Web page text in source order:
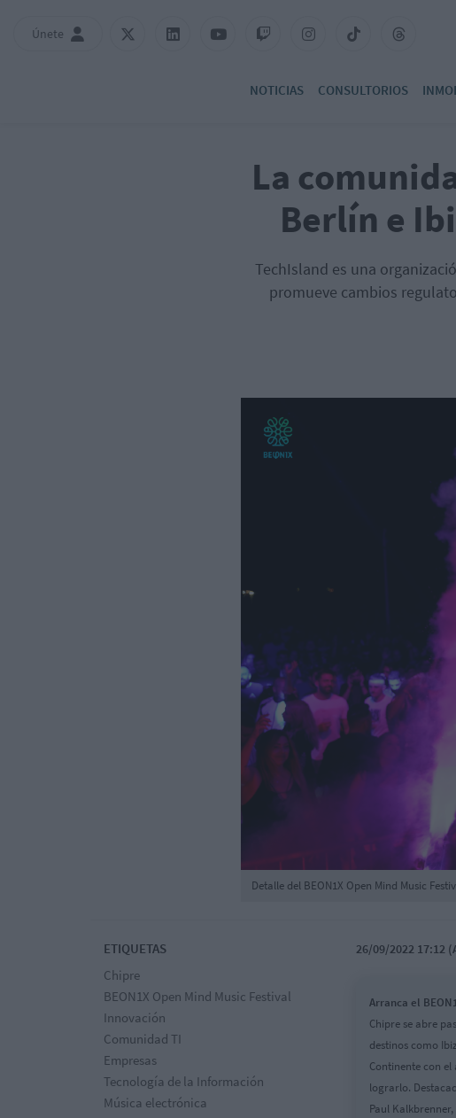
Únete
NOTICIAS CONSULTORIOS
La
Berlín e
TechIsland es una
promueve cambios
Detalle del BEON1X Open Mind Music
ETIQUETAS
Chipre
BEON1X Open Mind Music Festival
Innovación
Comunidad TI
Empresas
Tecnología de la Información
Música electrónica
26/09/2022 17:12
Arranca el
Chipre se abre
destinos como
Continente con el
lograrlo.
Paul